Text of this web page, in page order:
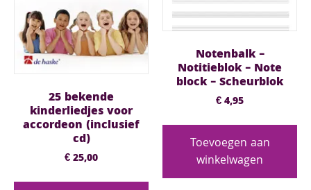
25 bekende
kinderliedjes voor
accordeon (inclusief
cd)
€25,00
Notenbalk –
Notitieblok – Note
block – Scheurblok
€4,95
Toevoegen aan
winkelwagen